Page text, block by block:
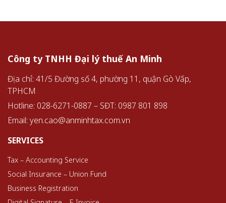
Công ty TNHH Đại lý thuế An Minh
Địa chỉ: 41/5 Đường số 4, phường 11, quận Gò Vấp,
TPHCM
Hotline: 028-6271-0887 – SĐT: 0987 801 898
Email: yen.cao@anminhtax.com.vn
SERVICES
Tax – Accounting Service
Social Insurance – Union Fund
Business Registration